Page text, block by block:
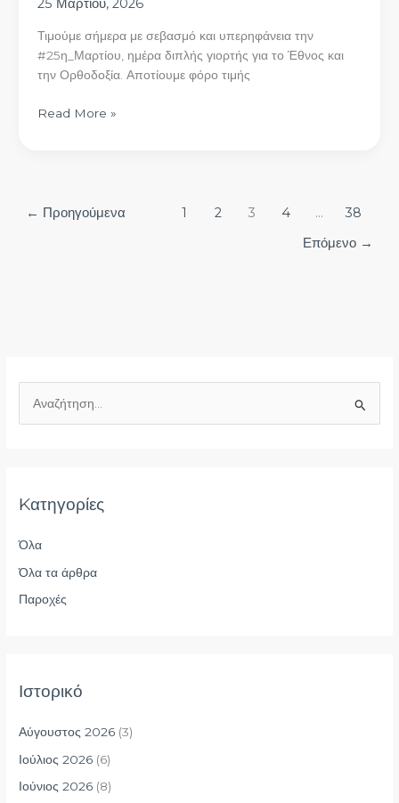
25 Μαρτίου, 2026
Τιμούμε σήμερα με σεβασμό και υπερηφάνεια την
#25η_Μαρτίου, ημέρα διπλής γιορτής για το Έθνος και
την Ορθοδοξία. Αποτίουμε φόρο τιμής
Read More »
← Προηγούμενα 1 2 3 4 …
38
Επόμενο →
ή
η
σ
η
:
Kατηγορίες
Όλα
Όλα τα άρθρα
Παροχές
Ιστορικό
Αύγουστος 2026 (3)
Ιούλιος 2026 (6)
Ιούνιος 2026 (8)